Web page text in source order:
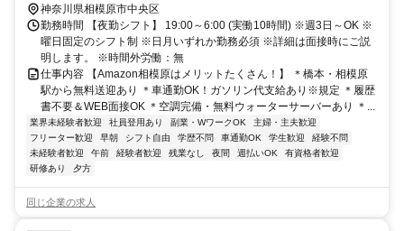
神奈川県相模原市中央区
勤務時間 【夜勤シフト】 19:00～6:00 (実働10時間) ※週3日～OK ※
曜日固定のシフト制 ※日月いずれか勤務必須 ※詳細は面接時にご説
明します。 ※時間外労働：無
仕事内容 【Amazon相模原はメリットたくさん！】 ＊橋本・相模原
駅から無料送迎あり ＊車通勤OK！ガソリン代支給あり※規定 ＊履歴
書不要＆WEB面接OK ＊空調完備・無料ウォーターサーバーあり ＊...
業界未経験者歓迎 社員登用あり 副業・WワークOK
主婦・主夫歓迎
フリーター歓迎
早朝 シフト自由 学歴不問 車通勤OK 学生歓迎
経験不問
未経験者歓迎
午前 経験者歓迎 残業なし 夜間 週払いOK
有資格者歓迎
研修あり
夕方
同じ企業の求人